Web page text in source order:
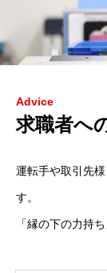
Advice
求職者へ
運転手や取引先
す。
「縁の下の力持